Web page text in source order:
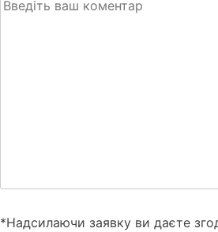
*Надсилаючи заявку ви даєте